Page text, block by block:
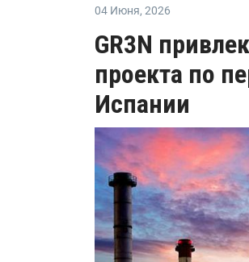
04 Июня, 2026
GR3N
проекта по
Испании